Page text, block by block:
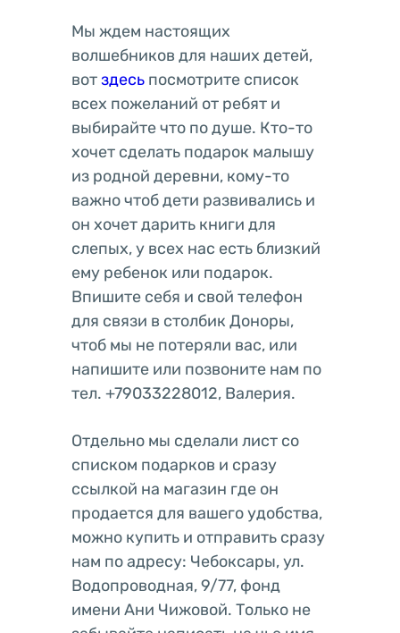
Мы ждем настоящих
волшебников для наших детей,
вотздесь посмотрите список
всех пожеланий от ребят и
выбирайте что по душе. Кто-то
хочет сделать подарок малышу
из родной деревни, кому-то
важно чтоб дети развивались и
он хочет дарить книги для
слепых, у всех нас есть близкий
ему ребенок или подарок.
Впишите себя и свой телефон
для связи в столбик Доноры,
чтоб мы не потеряли вас, или
напишите или позвоните нам по
тел. +79033228012, Валерия.
Отдельно мы сделали лист со
списком подарков и сразу
ссылкой на магазин где он
продается для вашего удобства,
можно купить и отправить сразу
нам по адресу: Чебоксары, ул.
Водопроводная, 9/77, фонд
имени Ани Чижовой. Только не